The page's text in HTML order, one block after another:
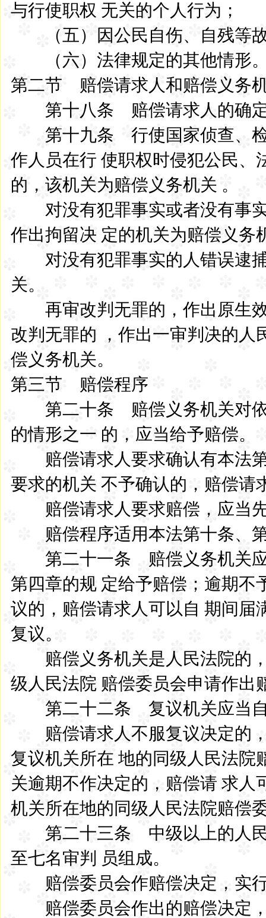
与行使职权 无关的个人行为；
（五）因公民自伤、自残等故
（六）法律规定的其他情形
第二节 赔偿请求人和赔偿义务
第十八条 赔偿请求人的确定
第十九条 行使国家侦查、检
作人员在行 使职权时侵犯公民、
的，该机关为赔偿义务机关 。
对没有犯罪事实或者没有事实
作出拘留决 定的机关为赔偿义务
对没有犯罪事实的人错误逮捕
关。
再审改判无罪的，作出原生效
改判无罪的 ，作出一审判决的人
偿义务机关。
第三节 赔偿程序
第二十条 赔偿义务机关对依
的情形之一 的，应当给予赔偿。
赔偿请求人要求确认有本法第
要求的机关 不予确认的，赔偿请
赔偿请求人要求赔偿，应当先
赔偿程序适用本法第十条、第
第二十一条 赔偿义务机关应
第四章的规 定给予赔偿；逾期不
议的，赔偿请求人可以自 期间届
复议。
赔偿义务机关是人民法院的，
级人民法院 赔偿委员会申请作出
第二十二条 复议机关应当自
赔偿请求人不服复议决定的，
复议机关所在 地的同级人民法院
关逾期不作决定的，赔偿请 求
机关所在地的同级人民法院赔偿
第二十三条 中级以上的人民
至七名审判 员组成。
赔偿委员会作赔偿决定，实行
赔偿委员会作出的赔偿决定，